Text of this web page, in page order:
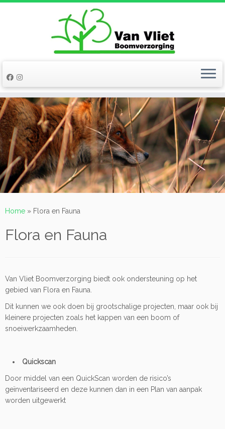
Ga
naar
inhoud
Home » Flora en Fauna
Flora en Fauna
Van Vliet Boomverzorging biedt ook ondersteuning op het
gebied van Flora en Fauna.
Dit kunnen we ook doen bij grootschalige projecten, maar ook bij
kleinere projecten zoals het kappen van een boom of
snoeiwerkzaamheden.
Quickscan
Door middel van een QuickScan worden de risico’s
geïnventariseerd en deze kunnen dan in een Plan van aanpak
worden uitgewerkt